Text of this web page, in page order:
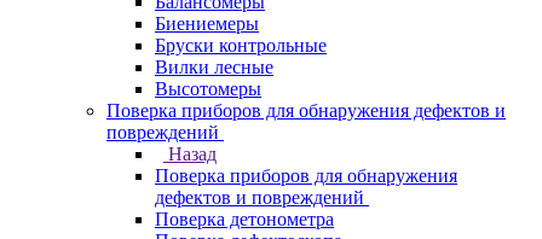
Биениемеры
Бруски контрольные
Вилки лесные
Высотомеры
Поверка приборов для обнаружения дефектов и
повреждений
Назад
Поверка приборов для обнаружения
дефектов и повреждений
Поверка детонометра